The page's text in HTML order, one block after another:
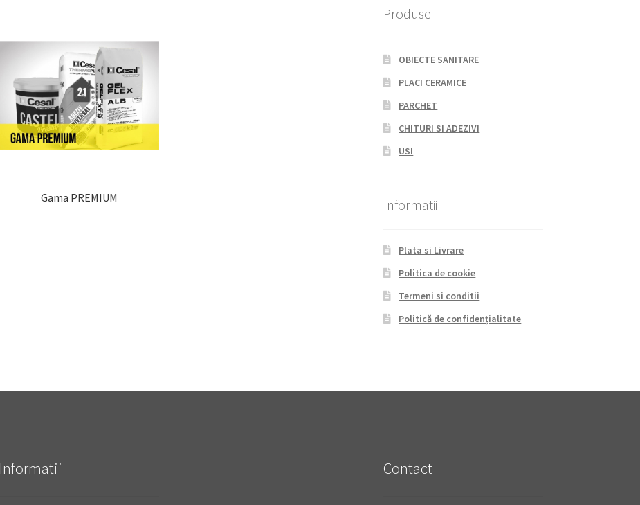
Gama PREMIUM
Produse
OBIECTE SANITARE
PLACI CERAMICE
PARCHET
CHITURI SI ADEZIVI
USI
Informatii
Plata si Livrare
Politica de cookie
Termeni si conditii
Politică de confidențialitate
Informatii Contact